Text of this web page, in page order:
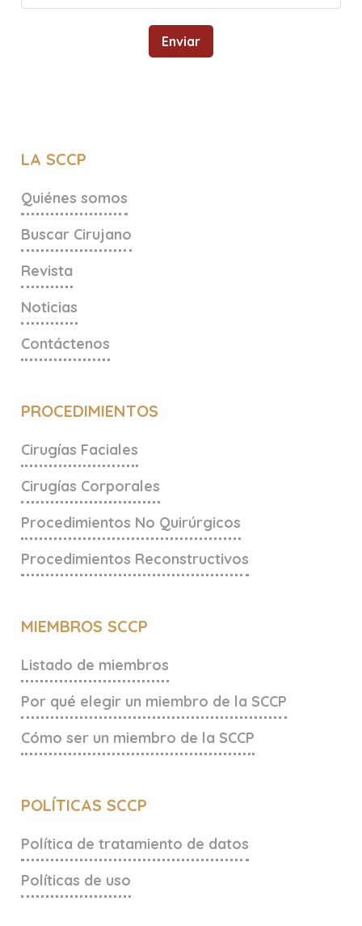
Enviar
LA SCCP
Quiénes somos
Buscar Cirujano
Revista
Noticias
Contáctenos
PROCEDIMIENTOS
Cirugías Faciales
Cirugías Corporales
Procedimientos No Quirúrgicos
Procedimientos Reconstructivos
MIEMBROS SCCP
Listado de miembros
Por qué elegir un miembro de la SCCP
Cómo ser un miembro de la SCCP
POLÍTICAS SCCP
Política de tratamiento de datos
Políticas de uso